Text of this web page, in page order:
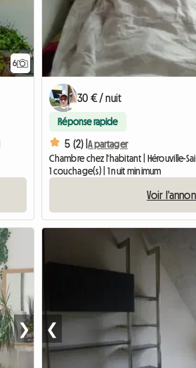
6
30 € / nuit
Réponse rapide
5 (2) |A partager
Chambre chez l'habitant | Hérouville-
1 couchage(s) | 1 nuit minimum
Voir
❯ ❮